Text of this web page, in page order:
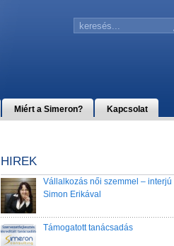
Miért a Simeron? Kapcsolat
HÍREK
Vállalkozás női szemmel – interjú
Simon Erikával
Támogatott tanácsadás